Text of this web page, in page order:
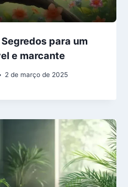
para um
e marcante
2 de março de 2025